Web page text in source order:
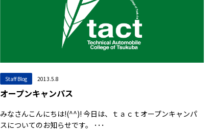
Staff Blog 2013.5.8
オープンキャンパス
みなさんこんにちは!(^^)! 今日は、ｔａｃｔオープンキャンパ
スについてのお知らせです。 ･･･